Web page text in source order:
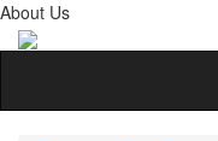
About Us